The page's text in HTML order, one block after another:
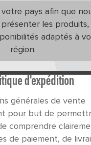
pays afin que
présenter les produits,
adaptés à
région.
remboursement et
d'expédition
générales de vente
pour but de
comprendre
de paiement, de